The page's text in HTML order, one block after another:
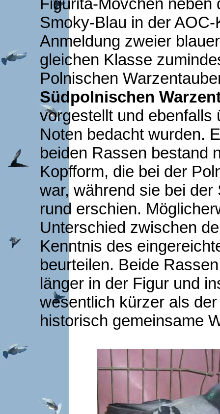
Figurita-Mövchen neben
Smoky-Blau in der
Anmeldung zweier
gleichen Klasse
Polnischen
Südpolnischen
vorgestellt und ebenfalls
Noten bedacht wurden.
beiden Rassen bestand
Kopfform, die bei der
war, während sie bei
rund erschien.
Unterschied zwischen
Kenntnis des
beurteilen. Beide
länger in der Figur und
wesentlich kürzer als
historisch gemeinsame